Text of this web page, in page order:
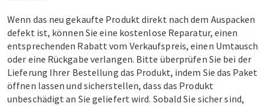
Wenn das neu gekaufte Produkt direkt nach dem Auspacken
defekt ist, können Sie eine kostenlose Reparatur, einen
entsprechenden Rabatt vom Verkaufspreis, einen Umtausch
oder eine Rückgabe verlangen. Bitte überprüfen Sie bei der
Lieferung Ihrer Bestellung das Produkt, indem Sie das Paket
öffnen lassen und sicherstellen, dass das Produkt
unbeschädigt an Sie geliefert wird. Sobald Sie sicher sind,